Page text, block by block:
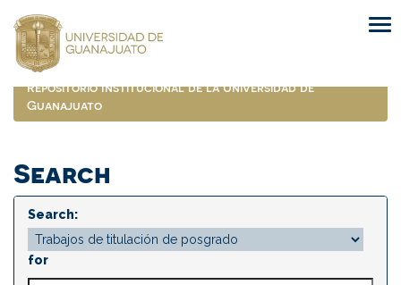
navigation
Repositorio Institucional de la Universidad de
Guanajuato
Search
Search:
for